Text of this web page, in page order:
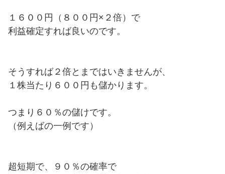
１６００円（８００円×２倍）で
利益確定すれば良いのです。
そうすれば２倍とまではいきませんが、
１株当たり６００円も儲かります。
つまり６０％の儲けです。
（例えばの一例です）
超短期で、９０％の確率で